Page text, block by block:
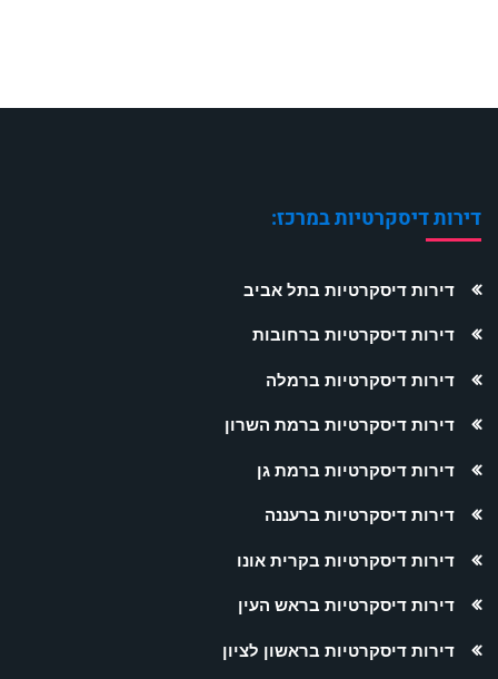
דירות דיסקרטיות במרכז:
דירות דיסקרטיות בתל אביב
דירות דיסקרטיות ברחובות
דירות דיסקרטיות ברמלה
דירות דיסקרטיות ברמת השרון
דירות דיסקרטיות ברמת גן
דירות דיסקרטיות ברעננה
דירות דיסקרטיות בקרית אונו
דירות דיסקרטיות בראש העין
דירות דיסקרטיות בראשון לציון